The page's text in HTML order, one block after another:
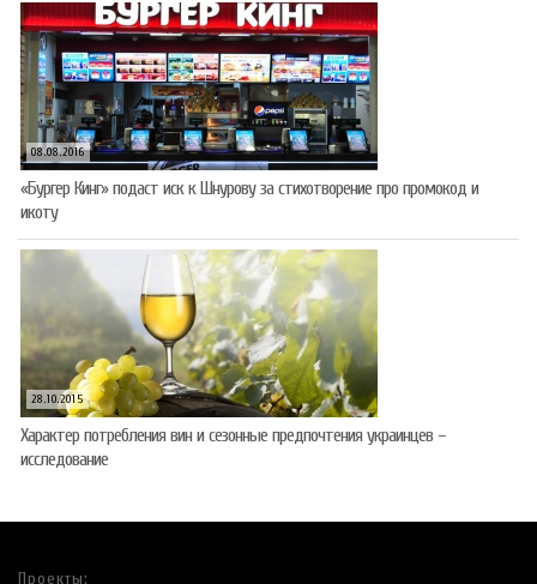
08.08.2016
«Бургер Кинг» подаст иск к Шнурову за стихотворение про промокод и
икоту
28.10.2015
Характер потребления вин и сезонные предпочтения украинцев –
исследование
Проекты: